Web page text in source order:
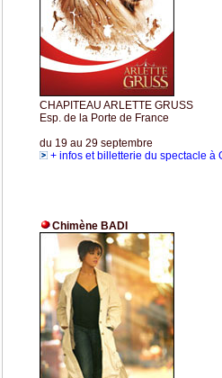
CHAPITEAU ARLETTE GRUSS
Esp. de la Porte de France
du 19 au 29 septembre
+ infos et billetterie du spectacle à
Chimène BADI